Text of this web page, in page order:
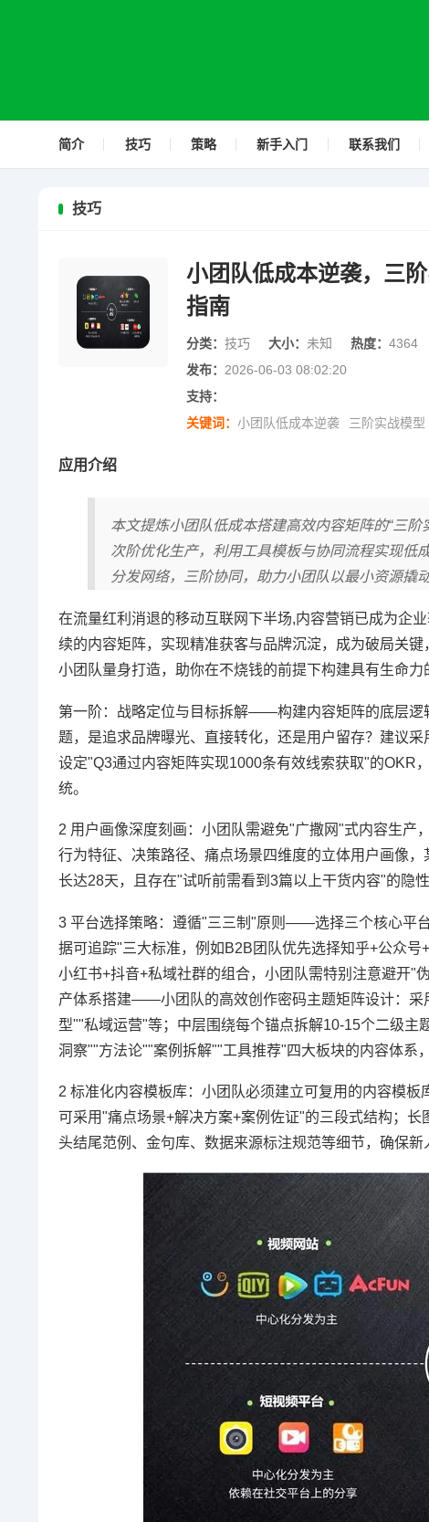
简介 技巧 策略 新手入门 联系我们
技巧
小团队低成本逆袭，三
指南
分类： 技巧 大小： 未知 热度： 4364
发布： 2026-06-03 08:02:20
支持：
关键词： 小团队低成本逆袭 三阶实战模型
应用介绍
本文提炼小团队低成本搭建高效内容矩阵的“三
次阶优化生产，利用工具模板与协同流程实现低
分发网络，三阶协同，助力小团队以最小资源撬
在流量红利消退的移动互联网下半场,内容营销已成为企
续的内容矩阵，实现精准获客与品牌沉淀，成为破局关
小团队量身打造，助你在不烧钱的前提下构建具有生命力
第一阶：战略定位与目标拆解——构建内容矩阵的底层逻
题，是追求品牌曝光、直接转化，还是用户留存？建议
设定"Q3通过内容矩阵实现1000条有效线索获取"的OKR
统。
2 用户画像深度刻画：小团队需避免"广撒网"式内容生产
行为特征、决策路径、痛点场景四维度的立体用户画像
长达28天，且存在"试听前需看到3篇以上干货内容"的隐
3 平台选择策略：遵循"三三制"原则——选择三个核心平
据可追踪"三大标准，例如B2B团队优先选择知乎+公众
小红书+抖音+私域社群的组合，小团队需特别注意避开"
产体系搭建——小团队的高效创作密码主题矩阵设计：采
型""私域运营"等；中层围绕每个锚点拆解10-15个二级
洞察""方法论""案例拆解""工具推荐"四大板块的内容体系
2 标准化内容模板库：小团队必须建立可复用的内容模
可采用"痛点场景+解决方案+案例佐证"的三段式结构；
头结尾范例、金句库、数据来源标注规范等细节，确保新